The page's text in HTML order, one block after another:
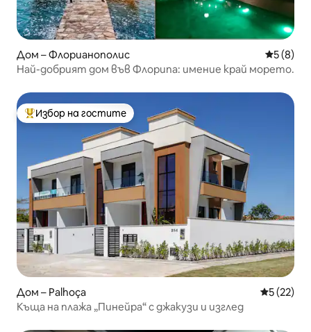
Дом – Флорианополис Средна
5 (8)
Най-добрият дом във Флорипа: имение край морето.
Най-популярен избор на гостите
Избор на гостите
Дом – Palhoça Средна
5 (22)
Къща на плажа „Пинейра“ с джакузи и изглед